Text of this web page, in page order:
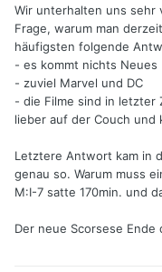
Wir unterhalten uns sehr
Frage, warum man
häufigsten folgende
- es kommt nichts Neues
- zuviel Marvel und DC
- die Filme sind in letzter
lieber auf der Couch und
Letztere Antwort kam in
genau so. Warum muss
M:I-7 satte 170min. und
Der neue Scorsese